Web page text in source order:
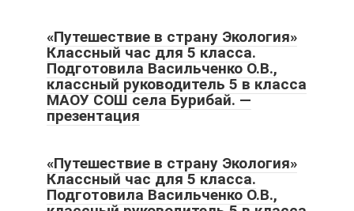
«Путешествие в страну Экология»
Классный час для 5 класса.
Подготовила Васильченко О.В.,
классный руководитель 5 в класса
МАОУ СОШ села Бурибай. —
презентация
«Путешествие в страну Экология»
Классный час для 5 класса.
Подготовила Васильченко О.В.,